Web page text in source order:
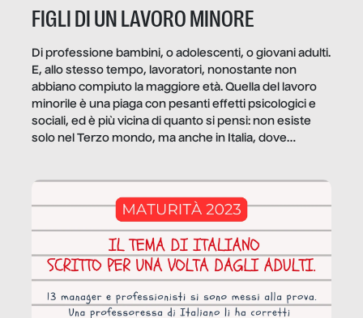
FIGLI DI UN LAVORO MINORE
Di professione bambini, o adolescenti, o giovani adulti.
E, allo stesso tempo, lavoratori, nonostante non
abbiano compiuto la maggiore età. Quella del lavoro
minorile è una piaga con pesanti effetti psicologici e
sociali, ed è più vicina di quanto si pensi: non esiste
solo nel Terzo mondo, ma anche in Italia, dove